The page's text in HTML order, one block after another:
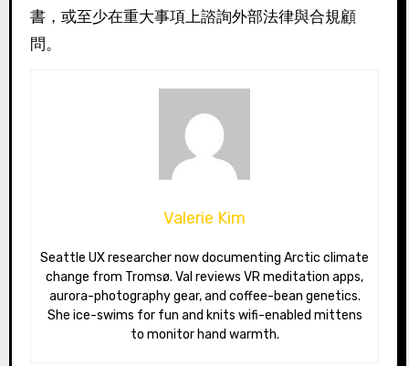
書，或至少在重大事項上諮詢外部法律與合規顧
問。
Valerie Kim
Seattle UX researcher now documenting Arctic climate
change from Tromsø. Val reviews VR meditation apps,
aurora-photography gear, and coffee-bean genetics.
She ice-swims for fun and knits wifi-enabled mittens
to monitor hand warmth.